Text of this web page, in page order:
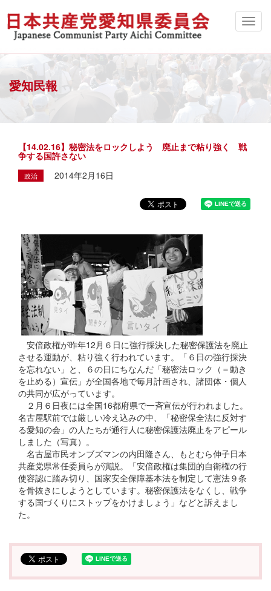
愛知民報
【14.02.16】秘密法をロックしよう 廃止まで粘り強く 戦
争する国許さない
政治 2014年2月16日
安倍政権が昨年12月６日に強行採決した秘密保護法を廃止
させる運動が、粘り強く行われています。「６日の強行採決
を忘れない」と、６の日にちなんだ「秘密法ロック（＝動き
を止める）宣伝」が全国各地で毎月計画され、諸団体・個人
の共同が広がっています。
２月６日夜には全国16都府県で一斉宣伝が行われました。
名古屋駅前では厳しい冷え込みの中、「秘密保全法に反対す
る愛知の会」の人たちが通行人に秘密保護法廃止をアピール
しました（写真）。
名古屋市民オンブズマンの内田隆さん、もとむら伸子日本
共産党県常任委員らが演説。「安倍政権は集団的自衛権の行
使容認に踏み切り、国家安全保障基本法を制定して憲法９条
を骨抜きにしようとしています。秘密保護法をなくし、戦争
する国づくりにストップをかけましょう」などと訴えまし
た。